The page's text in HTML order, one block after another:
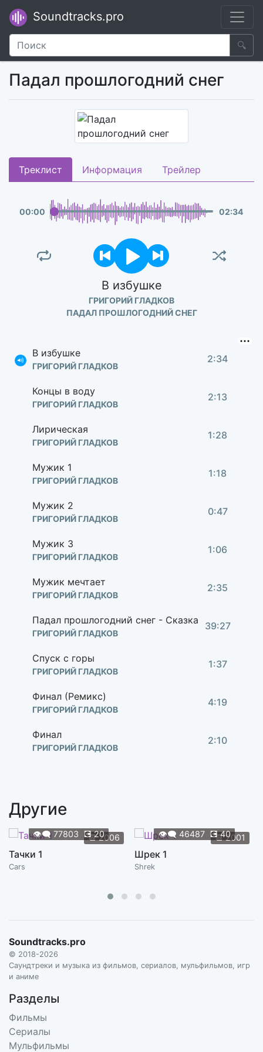
Soundtracks.pro
🔍
Падал прошлогодний снег
Треклист Информация Трейлер
00:00 02:34
В избушке
ГРИГОРИЙ ГЛАДКОВ
ПАДАЛ ПРОШЛОГОДНИЙ СНЕГ
В избушке
ГРИГОРИЙ ГЛАДКОВ
2:34
Концы в воду
ГРИГОРИЙ ГЛАДКОВ
2:13
Лирическая
ГРИГОРИЙ ГЛАДКОВ
1:28
Мужик 1
ГРИГОРИЙ ГЛАДКОВ
1:18
Мужик 2
ГРИГОРИЙ ГЛАДКОВ
0:47
Мужик 3
ГРИГОРИЙ ГЛАДКОВ
1:06
Мужик мечтает
ГРИГОРИЙ ГЛАДКОВ
2:35
Падал прошлогодний снег - Сказка
ГРИГОРИЙ ГЛАДКОВ
39:27
Спуск с горы
ГРИГОРИЙ ГЛАДКОВ
1:37
Финал (Ремикс)
ГРИГОРИЙ ГЛАДКОВ
4:19
Финал
ГРИГОРИЙ ГЛАДКОВ
2:10
Другие
📆2006
👁️‍🗨️ 77803 💽20
Тачки 1
Cars
📆2001
👁️‍🗨️ 46487 💽40
Шрек 1
Shrek
Soundtracks.pro
© 2018-2026
Саундтреки и музыка из фильмов, сериалов, мульфильмов, игр
и аниме
Разделы
Фильмы
Сериалы
Мульфильмы